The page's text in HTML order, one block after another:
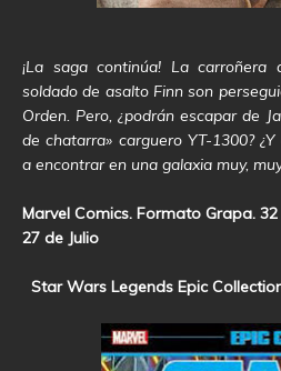
¡La saga continúa! La
soldado de asalto Finn son
Orden. Pero, ¿podrán escapar de
de chatarra» carguero YT-1300?
a encontrar en una galaxia muy,
Marvel Comics. Formato Grapa.
27 de Julio
Star Wars Legends Epic